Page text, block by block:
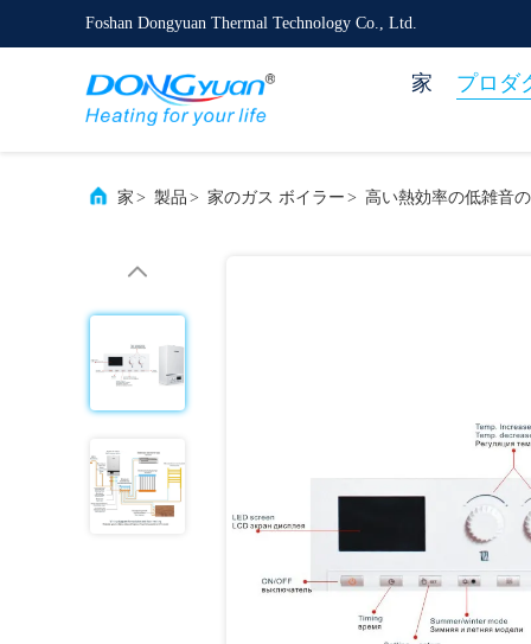
Foshan Dongyuan Thermal Technology Co., Ltd.
家 プロダ
家 > 製品 > 家のガス ボイラー > 高い熱効率の低雑音